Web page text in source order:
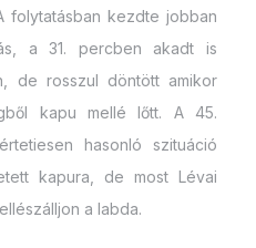
folytatásban kezdte jobban
a 31. percben akadt is
de rosszul döntött amikor
kapu mellé lőtt. A 45.
hasonló szituáció
kapura, de most Lévai
a labda.